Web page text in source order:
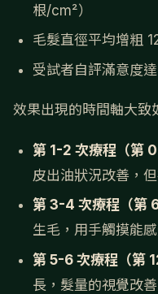
根/cm²）
毛髮直徑平均增粗
受試者自評滿意度
效果出現的時間軸大致
第 1-2 次療程（第
皮出油狀況改善，
第 3-4 次療程（第
生毛，用手觸摸能
第 5-6 次療程（第
長，髮量的視覺改